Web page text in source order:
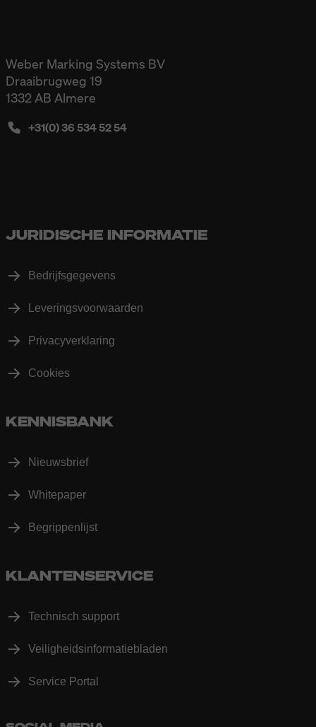
Weber Marking Systems BV
Draaibrugweg 19
1332 AB Almere
+31(0) 36 534 52 54
JURIDISCHE INFORMATIE
Bedrijfsgegevens
Leveringsvoorwaarden
Privacyverklaring
Cookies
KENNISBANK
Nieuwsbrief
Whitepaper
Begrippenlijst
KLANTENSERVICE
Technisch support
Veiligheidsinformatiebladen
Service Portal